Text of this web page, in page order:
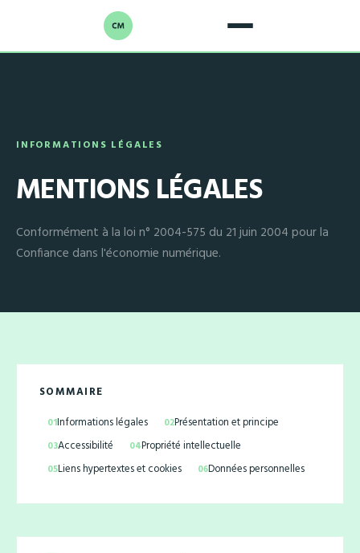
INFORMATIONS LÉGALES
MENTIONS LÉGALES
Conformément à la loi n° 2004-575 du 21 juin 2004 pour la
Confiance dans l'économie numérique.
SOMMAIRE
Informations légales
Présentation et principe
Accessibilité
Propriété intellectuelle
Liens hypertextes et cookies
Données personnelles